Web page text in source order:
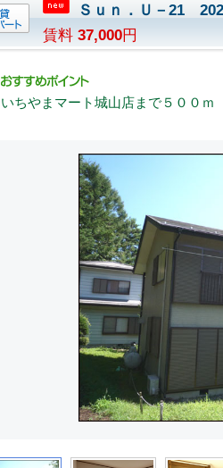
Ｓｕｎ．Ｕ－21
賃料 37,000円
いちやまマート城山店まで５００ｍ